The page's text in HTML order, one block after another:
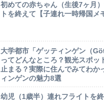
初めての赤ちゃん（生後7ヶ月
トを終えて【子連れ一時帰国メ
大学都市「ゲッティンゲン（
ってどんなところ？観光スポッ
止まる？実際に住んでみてわか
ィンゲンの魅力8選
幼児（1歳半）連れフライトを